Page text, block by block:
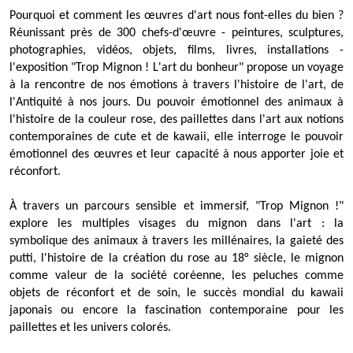
Pourquoi et comment les œuvres d'art nous font-elles du bien ?
Réunissant près de 300 chefs-d'œuvre - peintures, sculptures,
photographies, vidéos, objets, films, livres, installations -
l'exposition "Trop Mignon ! L'art du bonheur" propose un voyage
à la rencontre de nos émotions à travers l'histoire de l'art, de
l'Antiquité à nos jours. Du pouvoir émotionnel des animaux à
l'histoire de la couleur rose, des paillettes dans l'art aux notions
contemporaines de cute et de kawaii, elle interroge le pouvoir
émotionnel des œuvres et leur capacité à nous apporter joie et
réconfort.
À travers un parcours sensible et immersif, "Trop Mignon !"
explore les multiples visages du mignon dans l'art : la
symbolique des animaux à travers les millénaires, la gaieté des
putti, l'histoire de la création du rose au 18° siècle, le mignon
comme valeur de la société coréenne, les peluches comme
objets de réconfort et de soin, le succès mondial du kawaii
japonais ou encore la fascination contemporaine pour les
paillettes et les univers colorés.